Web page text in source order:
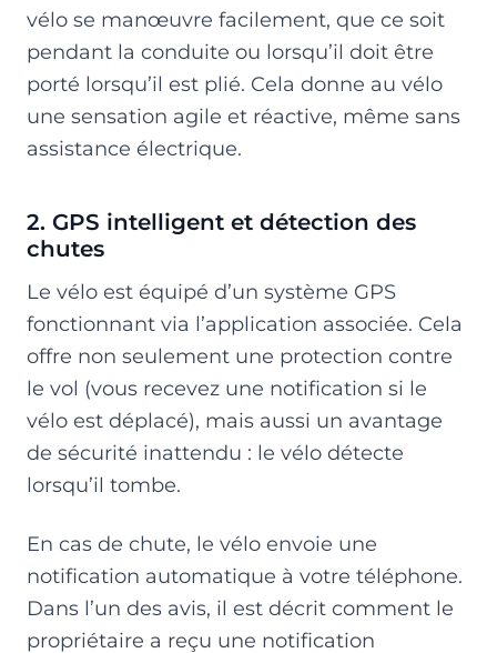
vélo se manœuvre facilement, que ce soit
pendant la conduite ou lorsqu’il doit être
porté lorsqu’il est plié. Cela donne au vélo
une sensation agile et réactive, même sans
assistance électrique.
2. GPS intelligent et détection des
chutes
Le vélo est équipé d’un système GPS
fonctionnant via l’application associée. Cela
offre non seulement une protection contre
le vol (vous recevez une notification si le
vélo est déplacé), mais aussi un avantage
de sécurité inattendu : le vélo détecte
lorsqu’il tombe.
En cas de chute, le vélo envoie une
notification automatique à votre téléphone.
Dans l’un des avis, il est décrit comment le
propriétaire a reçu une notification